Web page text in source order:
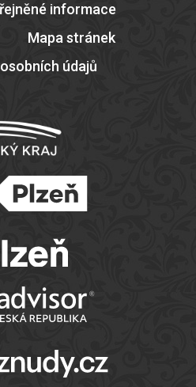
informace
Mapa stránek
údajů